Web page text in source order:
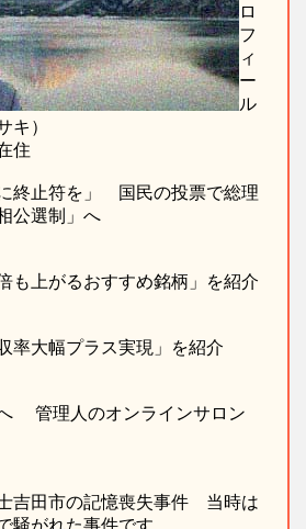
ロ
フ
ィ
ー
ル
キ）
住
終止符を」 国民の投票で総理
公選制」へ
も上がるおすすめ銘柄」を紹介
率大幅プラス実現」を紹介
管理人のオンラインサロン
吉田市の記憶喪失事件 当時は